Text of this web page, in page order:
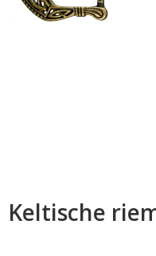
Keltische